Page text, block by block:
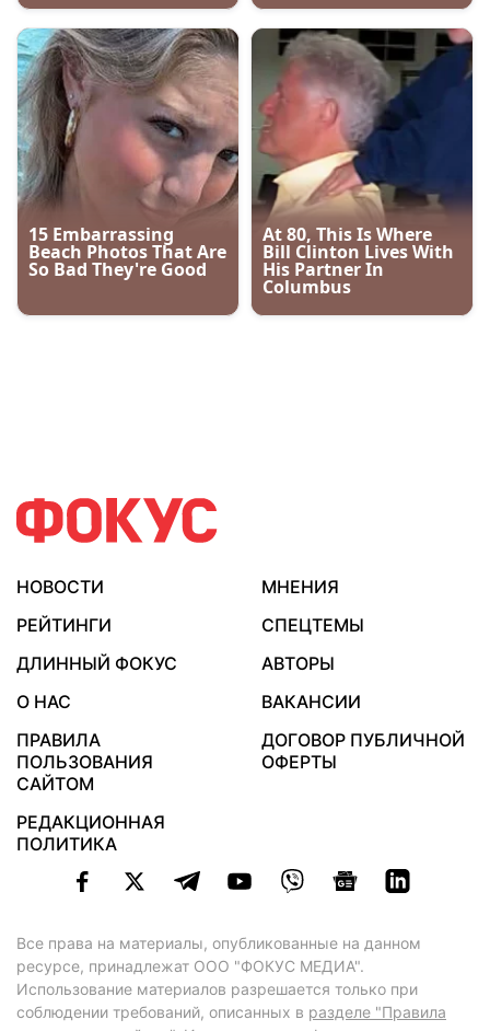
НОВОСТИ
МНЕНИЯ
РЕЙТИНГИ
СПЕЦТЕМЫ
ДЛИННЫЙ ФОКУС
АВТОРЫ
О НАС
ВАКАНСИИ
ПРАВИЛА
ПОЛЬЗОВАНИЯ
САЙТОМ
ДОГОВОР ПУБЛИЧНОЙ
ОФЕРТЫ
РЕДАКЦИОННАЯ
ПОЛИТИКА
Все права на материалы, опубликованные на данном
ресурсе, принадлежат ООО "ФОКУС МЕДИА".
Использование материалов разрешается только при
соблюдении требований, описанных в разделе "Правила